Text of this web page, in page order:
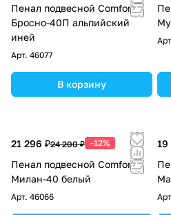
Пенал подвесной Comforty
Бросно-40П альпийский
иней
Арт. 46077
В корзину
21 296 ₽24 200 ₽ -12%
Пенал подвесной Comforty
Милан-40 белый
Арт. 46066
19